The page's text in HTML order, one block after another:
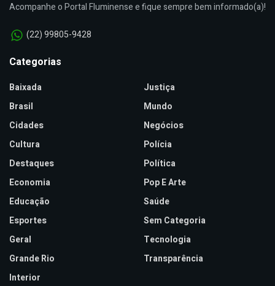
Acompanhe o Portal Fluminense e fique sempre bem informado(a)!
(22) 99805-9428
Categorias
Baixada
Brasil
Cidades
Cultura
Destaques
Economia
Educação
Esportes
Geral
Grande Rio
Interior
Justiça
Mundo
Negócios
Polícia
Política
Pop E Arte
Saúde
Sem Categoria
Tecnologia
Transparência